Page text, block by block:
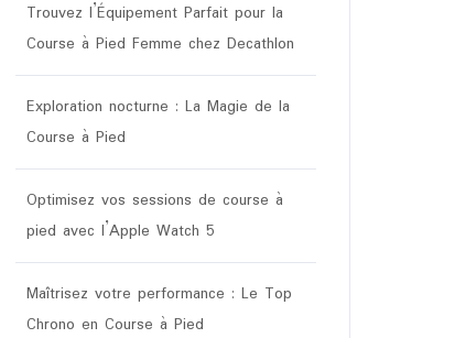
Trouvez l’Équipement Parfait pour la
Course à Pied Femme chez Decathlon
Exploration nocturne : La Magie de la
Course à Pied
Optimisez vos sessions de course à
pied avec l’Apple Watch 5
Maîtrisez votre performance : Le Top
Chrono en Course à Pied